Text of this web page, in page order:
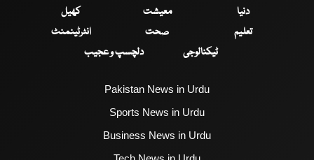
دنیا
معیشت
کھیل
تعلیم
صحت
انٹرٹینمنٹ
ٹیکنالوجی
دلچسپ و عجیب
Pakistan News in Urdu
Sports News in Urdu
Business News in Urdu